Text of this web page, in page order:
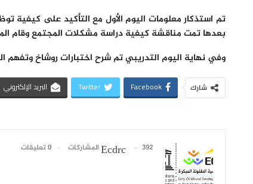
تم استذكار معلومات اليوم الأول مع التأكيد على
بعدها تمت مناقشة كيفية دراسة مشكلات المجتمع وقام
وفي نهاية اليوم التدريبي تم شرح اختبارات روشاخ وتفهم
شارك Facebook
Twitter البريد الإلكتروني
Ecdrc 392 المشاركات 0 تعليقات